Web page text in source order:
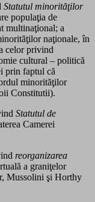
Statutul minorităţilor
populaţia de
multinaţional; a
naţionale, în
celor privind
cultural – politică
prin faptul că
minorităţilor
Constitutii).
Statutul de
Camerei
reorganizarea
a graniţelor
Mussolini şi Horthy